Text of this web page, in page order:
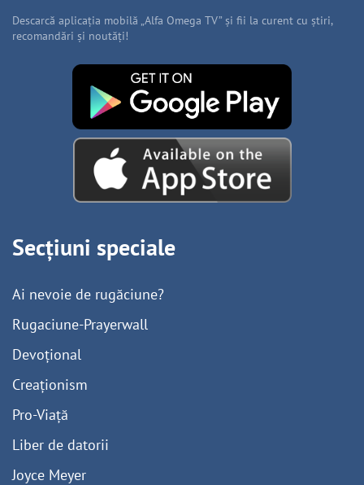
Descarcă aplicația mobilă „Alfa Omega TV” și fii la curent cu știri,
recomandări și noutăți!
Secțiuni speciale
Ai nevoie de rugăciune?
Rugaciune-Prayerwall
Devoțional
Creaționism
Pro-Viață
Liber de datorii
Joyce Meyer